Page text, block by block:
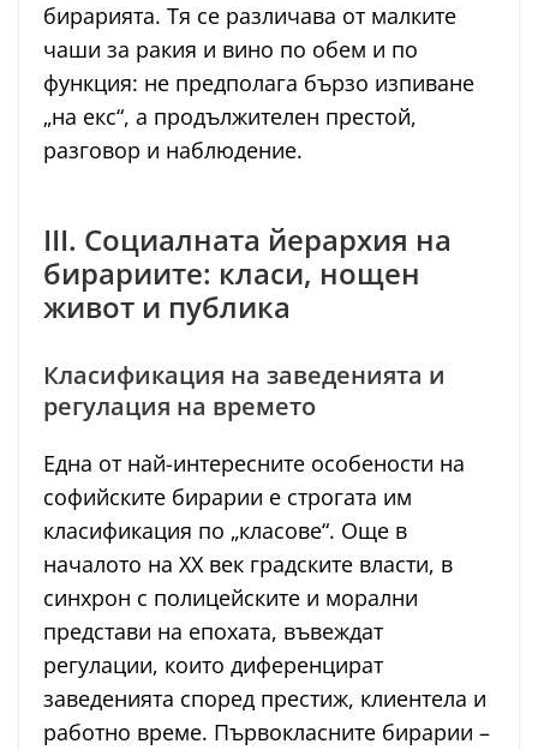
бирарията. Тя се различава от малките
чаши за ракия и вино по обем и по
функция: не предполага бързо изпиване
„на екс“, а продължителен престой,
разговор и наблюдение.
III. Социалната йерархия на
бирариите: класи, нощен
живот и публика
Класификация на заведенията и
регулация на времето
Една от най-интересните особености на
софийските бирарии е строгата им
класификация по „класове“. Още в
началото на XX век градските власти, в
синхрон с полицейските и морални
представи на епохата, въвеждат
регулации, които диференцират
заведенията според престиж, клиентела и
работно време. Първокласните бирарии –